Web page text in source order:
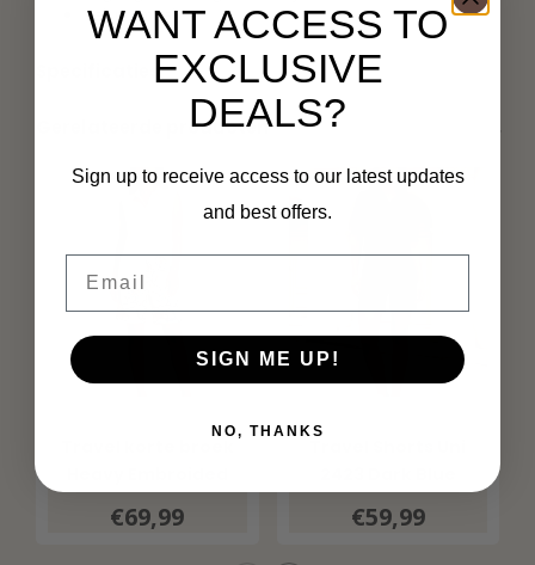
Valt normaal
Gerelateerde producten
Multicolour
€69,99 €59,99
WANT ACCESS TO
EXCLUSIVE
DEALS?
Sign up to receive access to our latest updates
and best offers.
SIGN ME UP!
NO, THANKS